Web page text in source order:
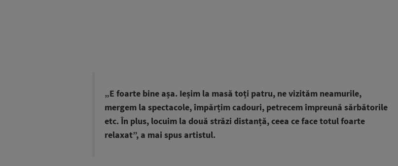
„E foarte bine așa. Ieșim la masă toți patru, ne vizităm neamurile,
mergem la spectacole, împărțim cadouri, petrecem împreună sărbătorile
etc. În plus, locuim la două străzi distanță, ceea ce face totul foarte
relaxat”, a mai spus artistul.